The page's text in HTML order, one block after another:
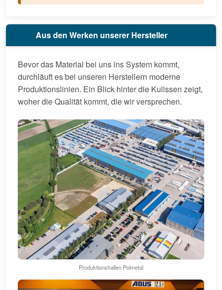
Aus den Werken unserer Hersteller
Bevor das Material bei uns ins System kommt,
durchläuft es bei unseren Herstellern moderne
Produktionslinien. Ein Blick hinter die Kulissen zeigt,
woher die Qualität kommt, die wir versprechen.
Produktionshallen Polmetal